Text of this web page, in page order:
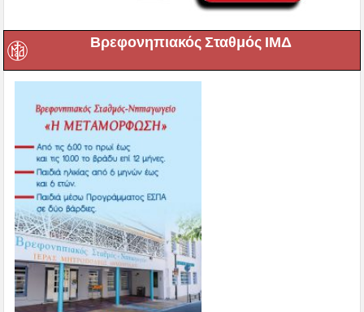
Βρεφονηπιακός Σταθμός ΙΜΔ